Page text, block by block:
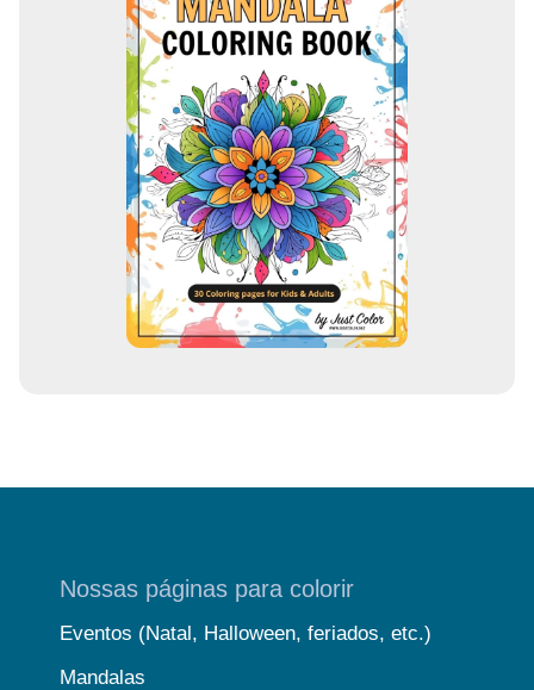
Nossas páginas para colorir
Eventos (Natal, Halloween, feriados, etc.)
Mandalas